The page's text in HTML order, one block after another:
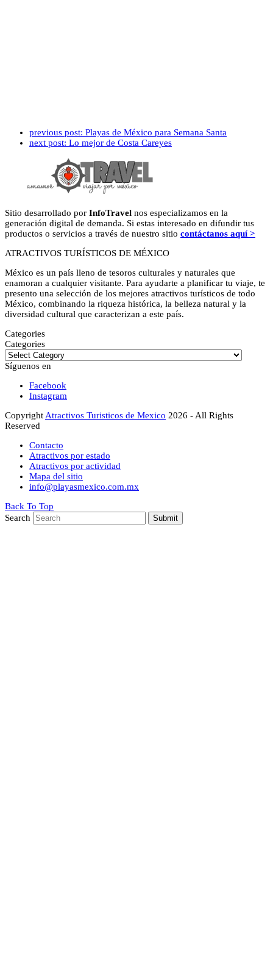
previous post: Playas de México para Semana Santa
next post: Lo mejor de Costa Careyes
Sitio desarrollado por InfoTravel nos especializamos en la
generación digital de demanda. Si estas interesado en difundir tus
productos o servicios a través de nuestro sitio contáctanos aquí >
ATRACTIVOS TURÍSTICOS DE MÉXICO
México es un país lleno de tesoros culturales y naturales que
enamoran a cualquier visitante. Para ayudarte a planificar tu viaje, te
presento una selección de los mejores atractivos turísticos de todo
México, combinando la riqueza histórica, la belleza natural y la
diversidad cultural que caracterizan a este país.
Categories
Categories
Síguenos en
Facebook
Instagram
CopyrightAtractivos Turisticos de Mexico 2026 - All Rights
Reserved
Contacto
Atractivos por estado
Atractivos por actividad
Mapa del sitio
info@playasmexico.com.mx
Back To Top
Search
Submit